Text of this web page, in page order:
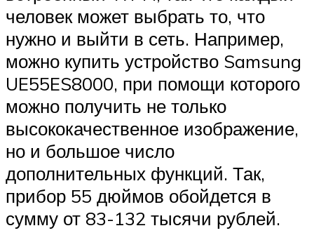
человек может выбрать то, что
нужно и выйти в сеть. Например,
можно купить устройство Samsung
UE55ES8000, при помощи которого
можно получить не только
высококачественное изображение,
но и большое число
дополнительных функций. Так,
прибор 55 дюймов обойдется в
сумму от 83-132 тысячи рублей.